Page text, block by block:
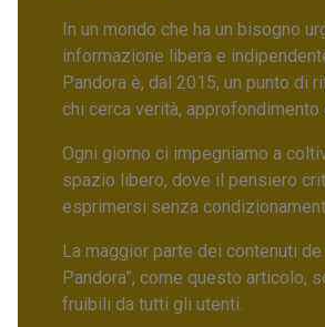
In un mondo che ha un bisogno
informazione libera e
Pandora è, dal 2015, un punto di
chi cerca verità, approfondimento
Ogni giorno ci impegniamo a
spazio libero, dove il pensiero
esprimersi senza
La maggior parte dei contenuti de
Pandora”, come questo articolo,
fruibili da tutti gli utenti.